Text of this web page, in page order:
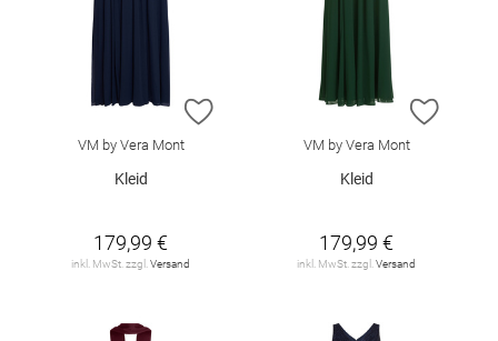
ZUR WUNSCHLISTE HINZUFÜGEN
VM by Vera Mont
Kleid
179,99 €
inkl. MwSt. zzgl.Versand
ZUR
VM by Vera Mont
Kleid
179,99 €
inkl. MwSt. zzgl.Versand